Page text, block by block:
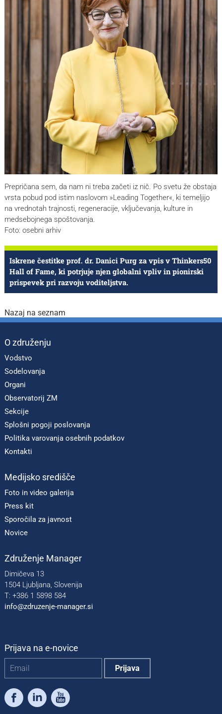
Prepričana sem, da nam ni treba začeti iz nič. Po svetu že obstaja
vrsta pobud pod istim naslovom »Leading Together«, ki temeljijo
na vrednotah trajnosti, regeneracije, vključevanja, kulture in
medsebojnega spoštovanja.
Foto: osebni arhiv
Iskrene čestitke prof. dr. Danici Purg za vpis v Thinkers50
Hall of Fame, ki potrjuje njen globalni vpliv in pionirski
prispevek pri razvoju voditeljstva.
Nazaj na seznam
O združenju
Vodstvo
Sodelovanja
Organi
Observatorij ZM
Sekcije
Splošni pogoji poslovanja
Politika varovanja osebnih podatkov
Kontakti
Medijsko središče
Foto in video galerija
Press kit
Sporočila za javnost
Novice
Združenje Manager
Dimičeva 13
1504 Ljubljana, Slovenija
T: +386 1 5898 584
info@zdruzenje-manager.si
Prijava na e-novice
FacebookLinkedInYoutube